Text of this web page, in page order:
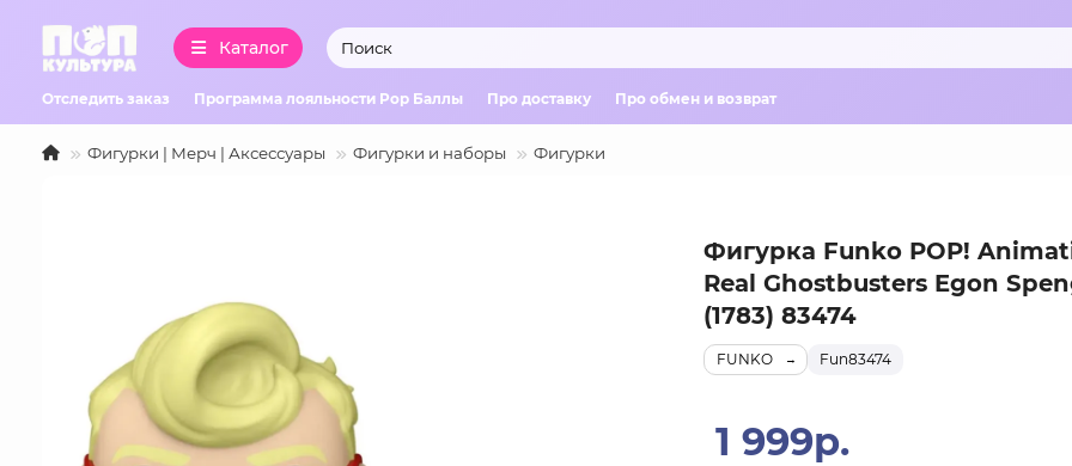
Каталог
Отследить заказ Программа лояльности Pop Баллы Про доставку Про обмен и возврат
Фигурки | Мерч | Аксессуары Фигурки и наборы Фигурки
Фигурка Funko POP!
Real Ghostbusters Egon
(1783) 83474
Fun83474
FUNKO
1 999р.